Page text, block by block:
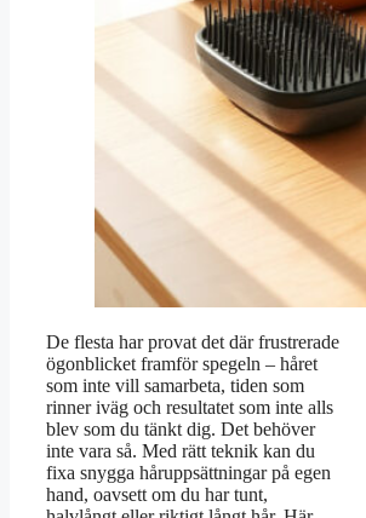
De flesta har provat det där frustrerade
ögonblicket framför spegeln – håret
som inte vill samarbeta, tiden som
rinner iväg och resultatet som inte alls
blev som du tänkt dig. Det behöver
inte vara så. Med rätt teknik kan du
fixa snygga håruppsättningar på egen
hand, oavsett om du har tunt,